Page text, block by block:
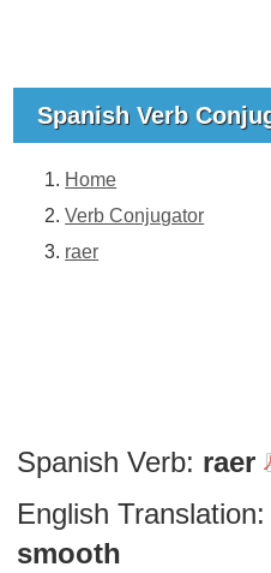
Spanish Verb
Home
Verb Conjugator
raer
Spanish Verb: raer
English Translation:
smooth